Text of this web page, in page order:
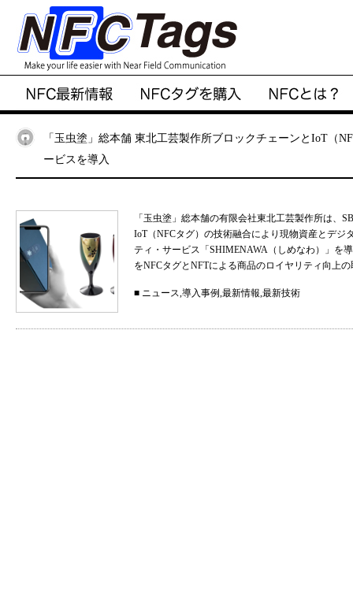
「玉虫塗」総本舗 東北工芸製作所ブロックチェーンとIoT（
ービスを導入
「玉虫塗」総本舗の有限会社東北工芸製作所は、
IoT（NFCタグ）の技術融合により現物資産とデ
ティ・サービス「SHIMENAWA（しめなわ）」を
をNFCタグとNFTによる商品のロイヤリティ向上
■ ニュース,導入事例,最新情報,最新技術